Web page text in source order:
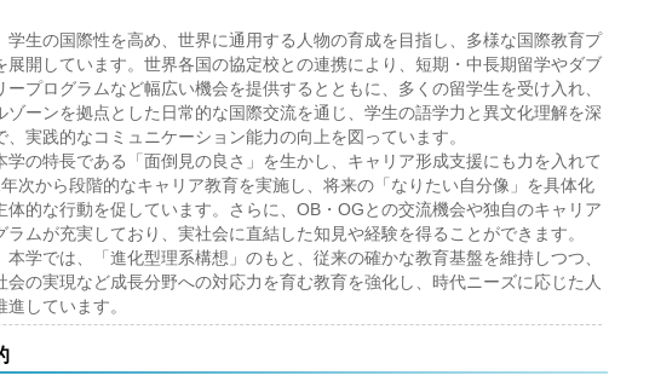
生の国際性を高め、世界に通用する人物の育成を目指し、多様な国際教育プ
展開しています。世界各国の協定校との連携により、短期・中長期留学やダブ
ープログラムなど幅広い機会を提供するとともに、多くの留学生を受け入れ、
ゾーンを拠点とした日常的な国際交流を通じ、学生の語学力と異文化理解を深
、実践的なコミュニケーション能力の向上を図っています。
の特長である「面倒見の良さ」を生かし、キャリア形成支援にも力を入れて
次から段階的なキャリア教育を実施し、将来の「なりたい自分像」を具体化
体的な行動を促しています。さらに、OB・OGとの交流機会や独自のキャリア
ラムが充実しており、実社会に直結した知見や経験を得ることができます。
学では、「進化型理系構想」のもと、従来の確かな教育基盤を維持しつつ、
会の実現など成長分野への対応力を育む教育を強化し、時代ニーズに応じた人
しています。